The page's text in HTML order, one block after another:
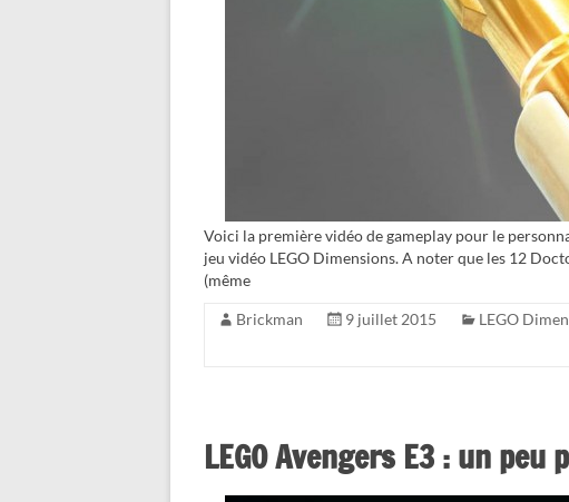
Voici la première vidéo de gameplay pour le
jeu vidéo LEGO Dimensions. A noter que les 12
(même
Brickman 9 juillet 2015 LEGO
LEGO Avengers E3 : un